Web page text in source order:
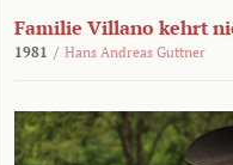
Familie Villano kehrt
1981 / Hans Andreas Guttner